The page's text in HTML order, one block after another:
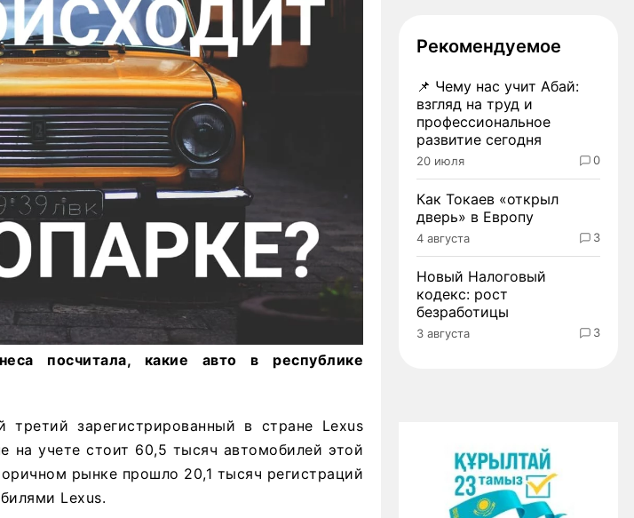
посчитала, какие авто в республике
зарегистрированный в стране Lexus
на учете стоит 60,5 тысяч автомобилей этой
рынке прошло 20,1 тысяч регистраций
Lexus.
Рекомендуемое
📌 Чему нас учит Абай:
взгляд на труд и
профессиональное
развитие сегодня
20 июля 0
Как Токаев «открыл
дверь» в Европу
4 августа 3
Новый Налоговый
кодекс: рост
безработицы
3 августа 3